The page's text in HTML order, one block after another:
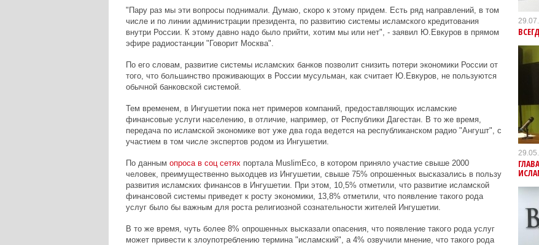
"Пару раз мы эти вопросы поднимали. Думаю, скоро к этому придем. Есть ряд направлений, в том
числе и по линии администрации президента, по развитию системы исламского кредитования
внутри России. К этому давно надо было прийти, хотим мы или нет", - заявил Ю.Евкуров в прямом
эфире радиостанции "Говорит Москва".
По его словам, развитие системы исламских банков позволит снизить потери экономики России от
того, что большинство проживающих в России мусульман, как считает Ю.Евкуров, не пользуются
обычной банковской системой.
Тем временем, в Ингушетии пока нет примеров компаний, предоставляющих исламские
финансовые услуги населению, в отличие, например, от Республики Дагестан. В то же время,
передача по исламской экономике вот уже два года ведется на республиканском радио "Ангушт", с
участием в том числе экспертов родом из Ингушетии.
По данным опроса в соц сетях портала MuslimEco, в котором приняло участие свыше 2000
человек, преимущественно выходцев из Ингушетии, свыше 75% опрошенных высказались в пользу
развития исламских финансов в Ингушетии. При этом, 10,5% отметили, что развитие исламской
финансовой системы приведет к росту экономики, 13,8% отметили, что появление такого рода
услуг было бы важным для роста религиозной сознательности жителей Ингушетии.
В то же время, чуть более 8% опрошенных высказали опасения, что появление такого рода услуг
может привести к злоупотреблению термина "исламский", а 4% озвучили мнение, что такого рода